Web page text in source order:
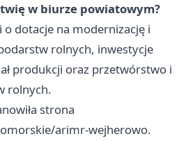
w biurze powiatowym?
o dotacje na modernizację i
rolnych, inwestycje
produkcji oraz przetwórstwo i
rolnych.
strona
arimr-wejherowo.